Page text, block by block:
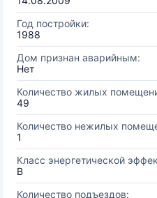
Год постройки:
1988
Дом признан аварийным:
Нет
Количество жилых
49
Количество нежилых
1
Класс энергетической
B
Количество подъездов: